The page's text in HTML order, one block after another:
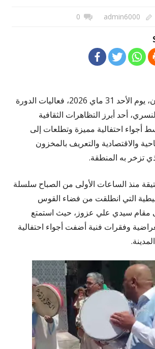
admin6000
0
افتتحت مدينة زغوان، يوم الأحد 31 ماي 2026، فعاليات الدورة
أحد أبرز التظاهرات الثقافية
أجواء احتفالية مميزة وتطلعات إلى
والاقتصادية والتعريف بالمخزون
تزخر به المنطقة.
منذ الساعات الأولى من الصباح سلسلة
التي انطلقت من فضاء القوس
مقام سيدي علي عزوز، حيث استمتع
وفقرات فنية أضفت أجواء احتفالية